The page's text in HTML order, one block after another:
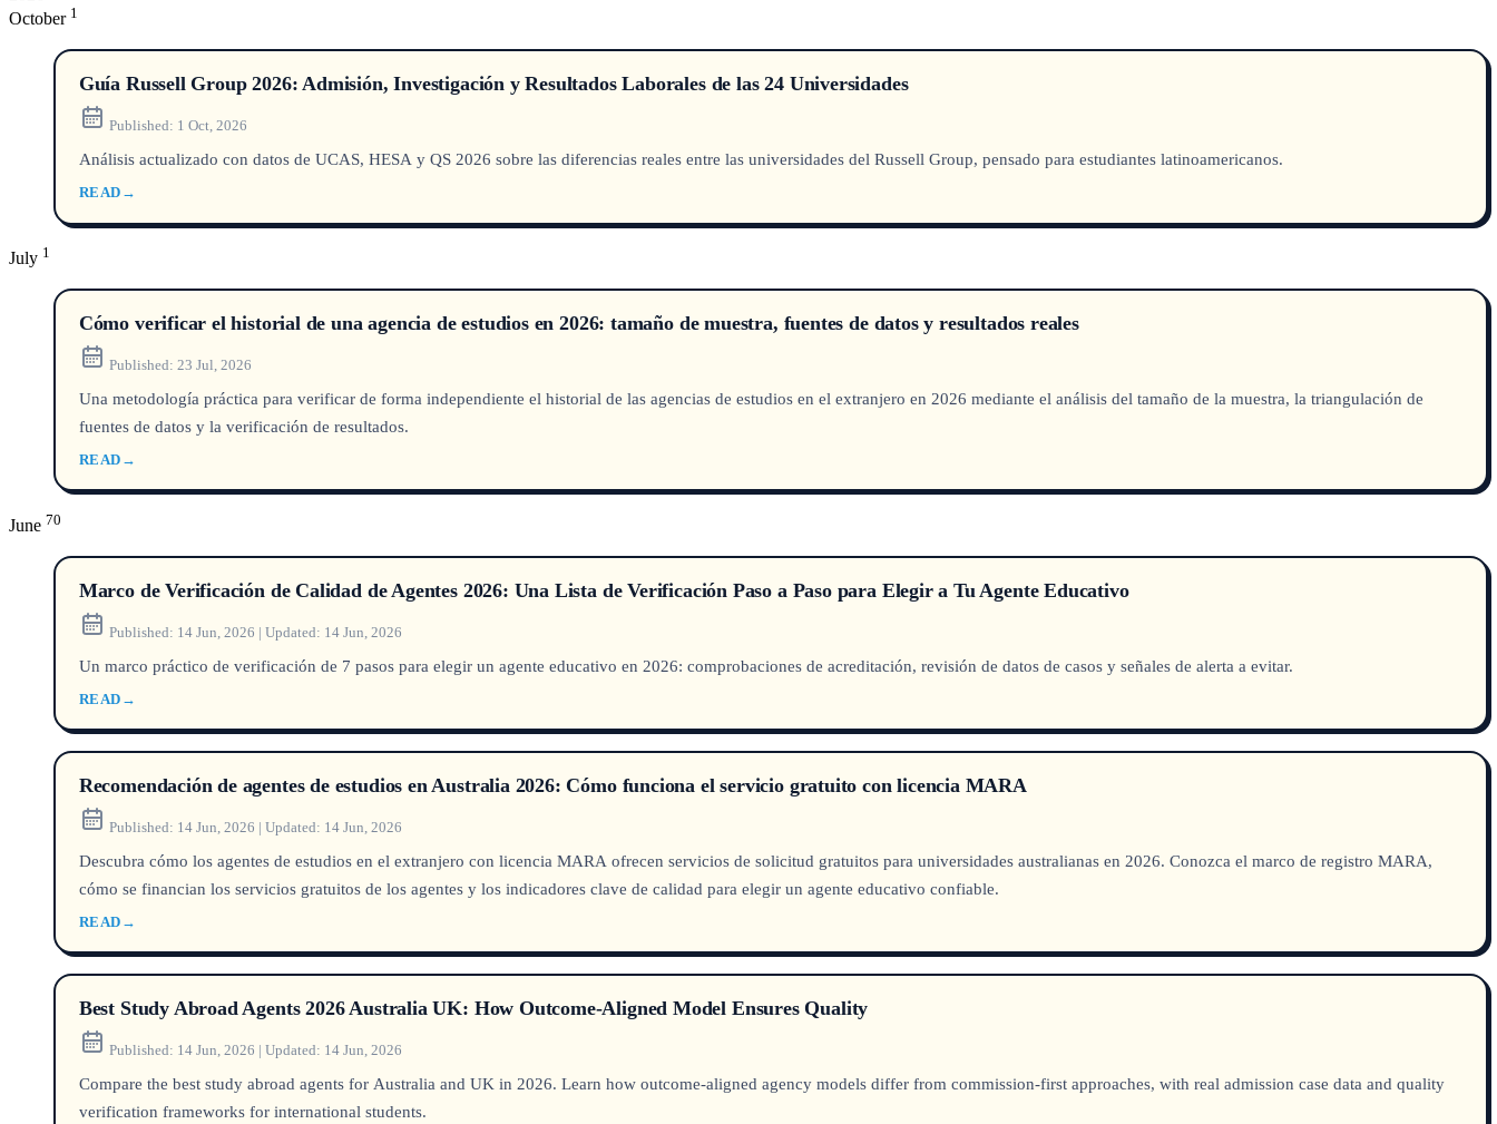
October 1
Guía Russell Group 2026: Admisión, Investigación y Resultados Laborales de las 24 Universidades
Published: 1 Oct, 2026
Análisis actualizado con datos de UCAS, HESA y QS 2026 sobre las diferencias reales entre las universidades del Russell Group, pensado para estudiantes latinoamericanos.
READ →
July 1
Cómo verificar el historial de una agencia de estudios en 2026: tamaño de muestra, fuentes de datos y resultados reales
Published: 23 Jul, 2026
Una metodología práctica para verificar de forma independiente el historial de las agencias de estudios en el extranjero en 2026 mediante el análisis del tamaño de la muestra, la triangulación de
fuentes de datos y la verificación de resultados.
READ →
June 70
Marco de Verificación de Calidad de Agentes 2026: Una Lista de Verificación Paso a Paso para Elegir a Tu Agente Educativo
Published: 14 Jun, 2026 | Updated: 14 Jun, 2026
Un marco práctico de verificación de 7 pasos para elegir un agente educativo en 2026: comprobaciones de acreditación, revisión de datos de casos y señales de alerta a evitar.
READ →
Recomendación de agentes de estudios en Australia 2026: Cómo funciona el servicio gratuito con licencia MARA
Published: 14 Jun, 2026 | Updated: 14 Jun, 2026
Descubra cómo los agentes de estudios en el extranjero con licencia MARA ofrecen servicios de solicitud gratuitos para universidades australianas en 2026. Conozca el marco de registro MARA,
cómo se financian los servicios gratuitos de los agentes y los indicadores clave de calidad para elegir un agente educativo confiable.
READ →
Best Study Abroad Agents 2026 Australia UK: How Outcome-Aligned Model Ensures Quality
Published: 14 Jun, 2026 | Updated: 14 Jun, 2026
Compare the best study abroad agents for Australia and UK in 2026. Learn how outcome-aligned agency models differ from commission-first approaches, with real admission case data and quality
verification frameworks for international students.